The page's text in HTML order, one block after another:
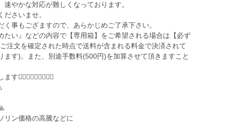
やかな対応が難しくなっております。
さいませ。
事もござますので、あらかじめご了承下さい。
たい』などの内容で【専用箱】をご希望される場合は【必ず
注文を確定された時点で送料が含まれる料金で決済されて
ます)。また、別途手数料(500円)を加算させて頂きますこと
🙇🏻‍♀️🙇🏻‍♀️🙇🏻‍♀️
リン価格の高騰などに